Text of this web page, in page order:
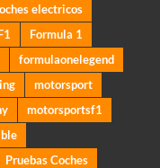
electricos
Formula 1
formulaonelegend
motorsport
motorsportsf1
Pruebas Coches